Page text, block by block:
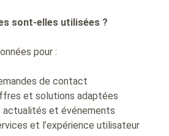
sont-elles utilisées ?
pour :
de contact
et solutions adaptées
actualités et événements
et l’expérience utilisateur